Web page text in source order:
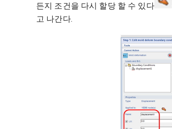
든지 조건을 다시 할당 할 수 있다
고 나간다.